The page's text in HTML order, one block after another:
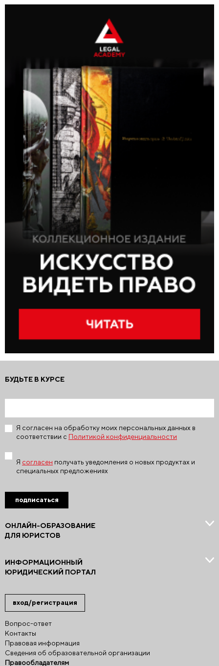
вход/регистрация
Вопрос-ответ
Контакты
Правовая информация
Сведения об образовательной организации
Правообладателям
ОНЛАЙН-ОБРАЗОВАНИЕ
ДЛЯ ЮРИСТОВ
ИНФОРМАЦИОННЫЙ
ЮРИДИЧЕСКИЙ ПОРТАЛ
БУДЬТЕ В КУРСЕ
Я согласен на обработку моих персональных данных в
соответствии с Политикой конфиденциальности
Я согласен получать уведомления о новых продуктах и
специальных предложениях
подписаться